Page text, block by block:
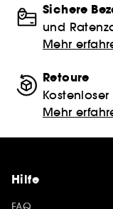
Sichere
und
Mehr
Retoure
Mehr
Hilfe